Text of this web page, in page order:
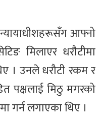
आफ्नो
मिलाएर धरौटीमा
। उनले धरौटी रकम र
पक्षलाई मिठु मगरको
गर्न लगाएका थिए ।